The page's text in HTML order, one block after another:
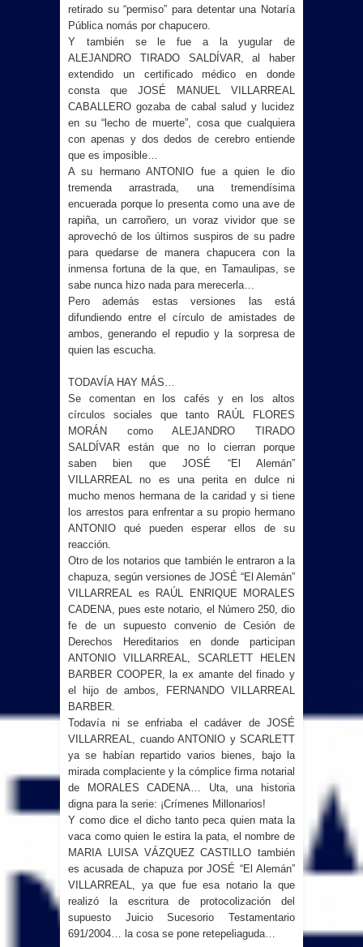
retirado su “permiso” para detentar una Notaría
Pública nomás por chapucero.
Y también se le fue a la yugular de
ALEJANDRO TIRADO SALDÍVAR, al haber
extendido un certificado médico en donde
consta que JOSÉ MANUEL VILLARREAL
CABALLERO gozaba de cabal salud y lucidez
en su “lecho de muerte”, cosa que cualquiera
con apenas y dos dedos de cerebro entiende
que es imposible…
A su hermano ANTONIO fue a quien le dio
tremenda arrastrada, una tremendísima
encuerada porque lo presenta como una ave de
rapiña, un carroñero, un voraz vividor que se
aprovechó de los últimos suspiros de su padre
para quedarse de manera chapucera con la
inmensa fortuna de la que, en Tamaulipas, se
sabe nunca hizo nada para merecerla…
Pero además estas versiones las está
difundiendo entre el círculo de amistades de
ambos, generando el repudio y la sorpresa de
quien las escucha.
TODAVÍA HAY MÁS…
Se comentan en los cafés y en los altos
círculos sociales que tanto RAÚL FLORES
MORÁN como ALEJANDRO TIRADO
SALDÍVAR están que no lo cierran porque
saben bien que JOSÉ “El Alemán”
VILLARREAL no es una perita en dulce ni
mucho menos hermana de la caridad y si tiene
los arrestos para enfrentar a su propio hermano
ANTONIO qué pueden esperar ellos de su
reacción.
Otro de los notarios que también le entraron a la
chapuza, según versiones de JOSÉ “El Alemán”
VILLARREAL es RAÚL ENRIQUE MORALES
CADENA, pues este notario, el Número 250, dio
fe de un supuesto convenio de Cesión de
Derechos Hereditarios en donde participan
ANTONIO VILLARREAL, SCARLETT HELEN
BARBER COOPER, la ex amante del finado y
el hijo de ambos, FERNANDO VILLARREAL
BARBER.
Todavía ni se enfriaba el cadáver de JOSÉ
VILLARREAL, cuando ANTONIO y SCARLETT
ya se habían repartido varios bienes, bajo la
mirada complaciente y la cómplice firma notarial
de MORALES CADENA… Uta, una historia
digna para la serie: ¡Crímenes Millonarios!
Y como dice el dicho tanto peca quien mata la
vaca como quien le estira la pata, el nombre de
MARIA LUISA VÁZQUEZ CASTILLO también
es acusada de chapuza por JOSÉ “El Alemán”
VILLARREAL, ya que fue esa notario la que
realizó la escritura de protocolización del
supuesto Juicio Sucesorio Testamentario
691/2004… la cosa se pone retepeliaguda…